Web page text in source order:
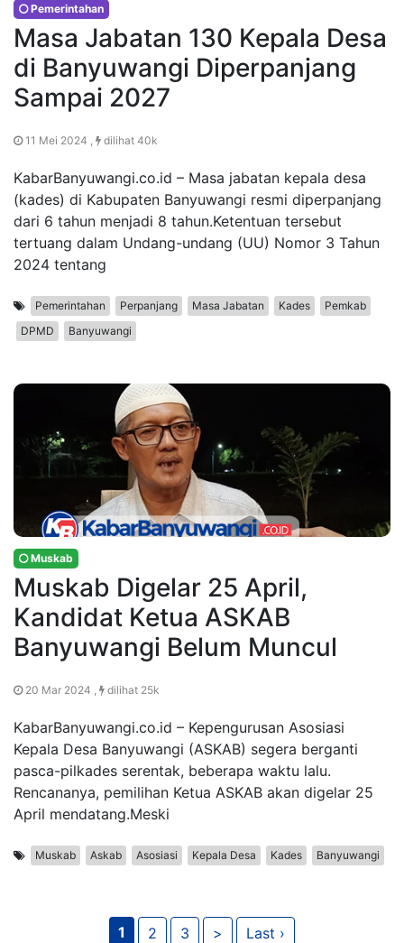
Pemerintahan
Masa Jabatan 130 Kepala Desa
di Banyuwangi Diperpanjang
Sampai 2027
11 Mei 2024 , dilihat 40k
KabarBanyuwangi.co.id – Masa jabatan kepala desa
(kades) di Kabupaten Banyuwangi resmi diperpanjang
dari 6 tahun menjadi 8 tahun.Ketentuan tersebut
tertuang dalam Undang-undang (UU) Nomor 3 Tahun
2024 tentang
Pemerintahan Perpanjang Masa Jabatan Kades
Pemkab
DPMD
Banyuwangi
Muskab
Muskab Digelar 25 April,
Kandidat Ketua ASKAB
Banyuwangi Belum Muncul
20 Mar 2024 , dilihat 25k
KabarBanyuwangi.co.id – Kepengurusan Asosiasi
Kepala Desa Banyuwangi (ASKAB) segera berganti
pasca-pilkades serentak, beberapa waktu lalu.
Rencananya, pemilihan Ketua ASKAB akan digelar 25
April mendatang.Meski
Muskab Askab Asosiasi Kepala Desa Kades Banyuwangi
1 2 3 > Last ›